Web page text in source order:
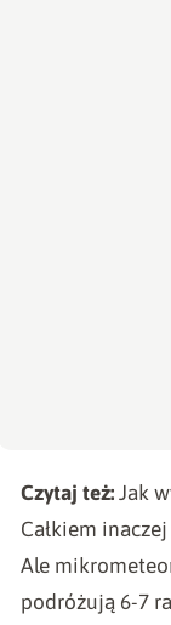
Czytaj też: Jak
Całkiem
Ale
podróżują 6-7